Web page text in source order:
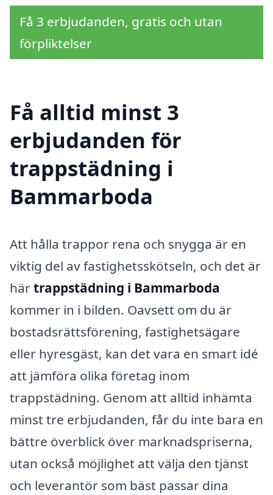
Få 3 erbjudanden, gratis och utan
förpliktelser
Få alltid minst 3
erbjudanden för
trappstädning i
Bammarboda
Att hålla trappor rena och snygga är en
viktig del av fastighetsskötseln, och det är
härtrappstädning i Bammarboda
kommer in i bilden. Oavsett om du är
bostadsrättsförening, fastighetsägare
eller hyresgäst, kan det vara en smart idé
att jämföra olika företag inom
trappstädning. Genom att alltid inhämta
minst tre erbjudanden, får du inte bara en
bättre överblick över marknadspriserna,
utan också möjlighet att välja den tjänst
och leverantör som bäst passar dina